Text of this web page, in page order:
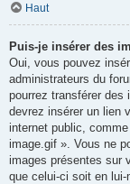
Haut
Puis-je insérer des
Oui, vous pouvez
administrateurs du
pourrez transférer des
devrez insérer un lien
internet public,
image.gif ». Vous ne
images présentes sur
que celui-ci soit en